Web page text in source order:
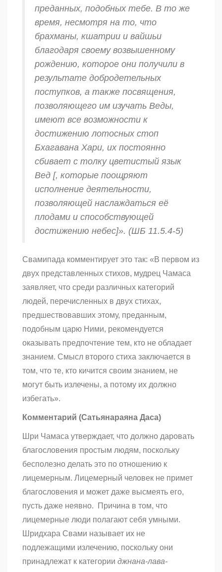
преданных, подобных тебе. В то же
время, несмотря на то, что
брахманы, кшатрии и вайшьи
благодаря своему возвышенному
рождению, которое они получили в
результате добродетельных
поступков, а также посвящения,
позволяющего им изучать Веды,
имеют все возможности к
достижению лотосных стоп
Бхагавана Хари, их постоянно
сбивает с толку цветистый язык
Вед [, которые поощряют
исполнение деятельности,
позволяющей наслаждаться её
плодами и способствующей
достижению небес]». (ШБ 11.5.4-5)
Свамипада комментирует это так: «В первом из
двух представленных стихов, мудрец Чамаса
заявляет, что среди различных категорий
людей, перечисленных в двух стихах,
предшествовавших этому, преданным,
подобным царю Ними, рекомендуется
оказывать предпочтение тем, кто не обладает
знанием. Смысл второго стиха заключается в
том, что те, кто кичится своим знанием, не
могут быть излечены, а потому их должно
избегать».
Комментарий (Сатьянараяна Даса)
Шри Чамаса утверждает, что должно даровать
благословения простым людям, поскольку
бесполезно делать это по отношению к
лицемерным. Лицемерный человек не примет
благословения и может даже высмеять его,
пусть даже неявно. Причина в том, что
лицемерные люди полагают себя умными.
Шридхара Свами называет их не
подлежащими излечению, поскольку они
принадлежат к категории джнана-лава-